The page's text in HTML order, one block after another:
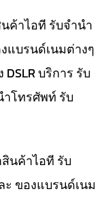
ค้าไอที รับจำนำ
แบรนด์เนมต่างๆ
บริการ รับ
โทรศัพท์ รับ
นค้าไอที รับ
ของแบรนด์เนม